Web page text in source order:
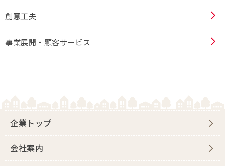
創意工夫
事業展開・顧客サービス
企業トップ
会社案内